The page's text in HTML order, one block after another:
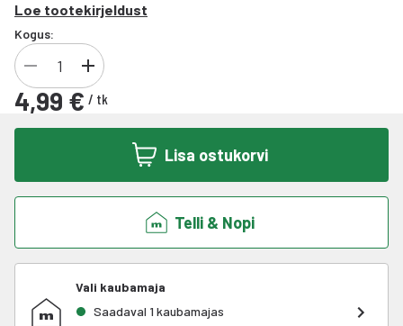
Loe tootekirjeldust
Kogus:
4,99 € / tk
Lisa ostukorvi
Telli & Nopi
Vali kaubamaja
Saadaval 1 kaubamajas